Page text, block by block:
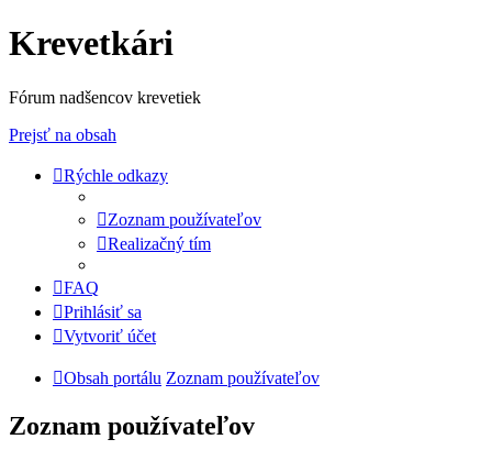
Krevetkári
Fórum nadšencov krevetiek
Prejsť na obsah
Rýchle odkazy
Zoznam používateľov
Realizačný tím
FAQ
Prihlásiť sa
Vytvoriť účet
Obsah portálu Zoznam používateľov
Zoznam používateľov